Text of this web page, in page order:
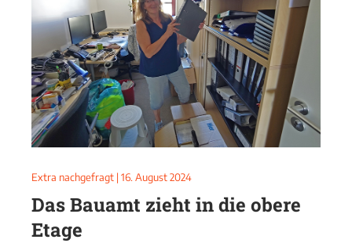
Extra nachgefragt | 16. August 2024
Das Bauamt zieht in die obere
Etage